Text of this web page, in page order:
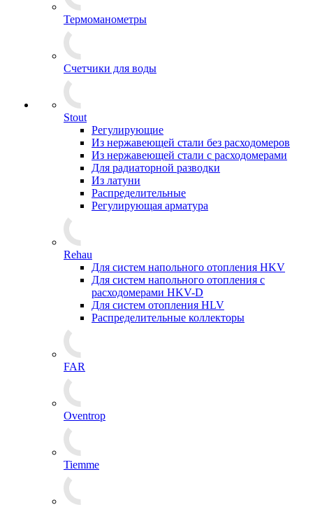
Термоманометры
Счетчики для воды
Stout
Регулирующие
Из нержавеющей стали без расходомеров
Из нержавеющей стали с расходомерами
Для радиаторной разводки
Из латуни
Распределительные
Регулирующая арматура
Rehau
Для систем напольного отопления HKV
Для систем напольного отопления с
расходомерами HKV-D
Для систем отопления HLV
Распределительные коллекторы
FAR
Oventrop
Tiemme